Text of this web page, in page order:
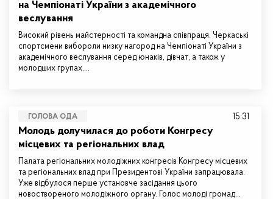
на Чемпіонаті України з академічного
веслування
Високий рівень майстерності та командна співпраця. Черкаські
спортсмени вибороли низку нагород на Чемпіонаті України з
академічного веслування серед юнаків, дівчат, а також у
молодших групах.…
ГОЛОВА ОДА
Молодь долучилася до роботи Конгресу
місцевих та регіональних влад
Палата регіональних молодіжних конгресів Конгресу місцевих
та регіональних влад при Президентові України запрацювала.
Уже відбулося перше установче засідання цього
новоствореного молодіжного органу. Голос молоді громад…
15:31